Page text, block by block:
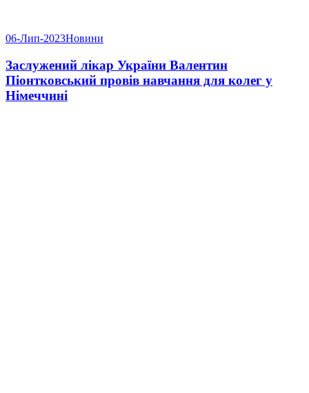
06-Лип-2023Новини
Заслужений лікар України Валентин
Піонтковський провів навчання для колег у
Німеччині